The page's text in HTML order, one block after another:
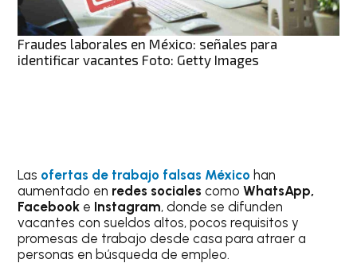
Fraudes laborales en México: señales para
identificar vacantes Foto: Getty Images
Las ofertas de trabajo falsas México han
aumentado en redes socialescomoWhatsApp,
Facebook e Instagram, donde se difunden
vacantes con sueldos altos, pocos requisitos y
promesas de trabajo desde casa para atraer a
personas en búsqueda de empleo.